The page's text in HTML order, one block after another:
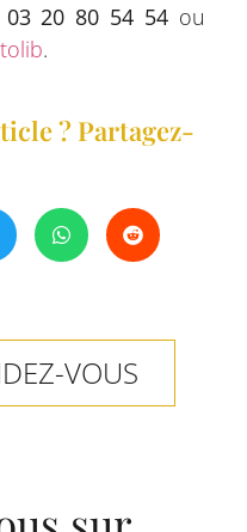
03 20 80 54 54 ou
.
? Partagez-
VOUS